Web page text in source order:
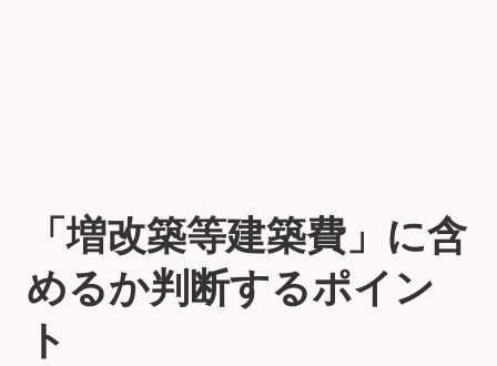
「増改築等建築費」に含
めるか判断するポイン
ト